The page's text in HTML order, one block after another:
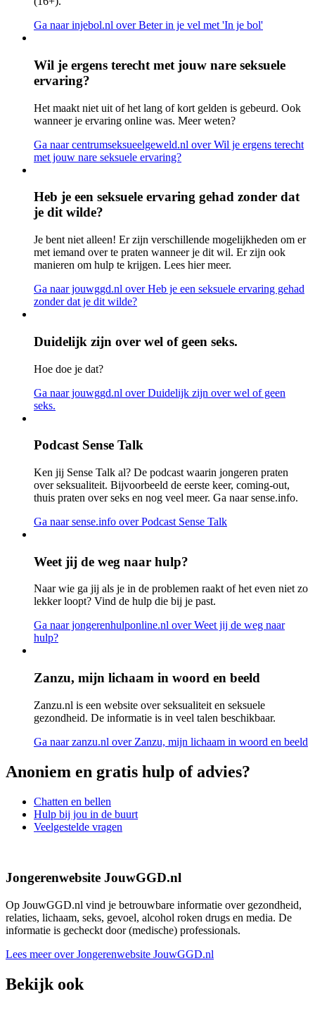
Ga naar injebol.nl over Beter in je vel met 'In je bol'
Wil je ergens terecht met jouw nare seksuele
ervaring?
Het maakt niet uit of het lang of kort gelden is gebeurd. Ook
wanneer je ervaring online was. Meer weten?
Ga naar centrumseksueelgeweld.nl over Wil je ergens terecht
met jouw nare seksuele ervaring?
Heb je een seksuele ervaring gehad zonder dat
je dit wilde?
Je bent niet alleen! Er zijn verschillende mogelijkheden om er
met iemand over te praten wanneer je dit wil. Er zijn ook
manieren om hulp te krijgen. Lees hier meer.
Ga naar jouwggd.nl over Heb je een seksuele ervaring gehad
zonder dat je dit wilde?
Duidelijk zijn over wel of geen seks.
Hoe doe je dat?
Ga naar jouwggd.nl over Duidelijk zijn over wel of geen
seks.
Podcast Sense Talk
Ken jij Sense Talk al? De podcast waarin jongeren praten
over seksualiteit. Bijvoorbeeld de eerste keer, coming-out,
thuis praten over seks en nog veel meer. Ga naar sense.info.
Ga naar sense.info over Podcast Sense Talk
Weet jij de weg naar hulp?
Naar wie ga jij als je in de problemen raakt of het even niet zo
lekker loopt? Vind de hulp die bij je past.
Ga naar jongerenhulponline.nl over Weet jij de weg naar
hulp?
Zanzu, mijn lichaam in woord en beeld
Zanzu.nl is een website over seksualiteit en seksuele
gezondheid. De informatie is in veel talen beschikbaar.
Ga naar zanzu.nl over Zanzu, mijn lichaam in woord en beeld
Anoniem en gratis hulp of advies?
Chatten en bellen
Hulp bij jou in de buurt
Veelgestelde vragen
Jongerenwebsite JouwGGD.nl
Op JouwGGD.nl vind je betrouwbare informatie over gezondheid,
relaties, lichaam, seks, gevoel, alcohol roken drugs en media. De
informatie is gecheckt door (medische) professionals.
Lees meer over Jongerenwebsite JouwGGD.nl
Bekijk ook